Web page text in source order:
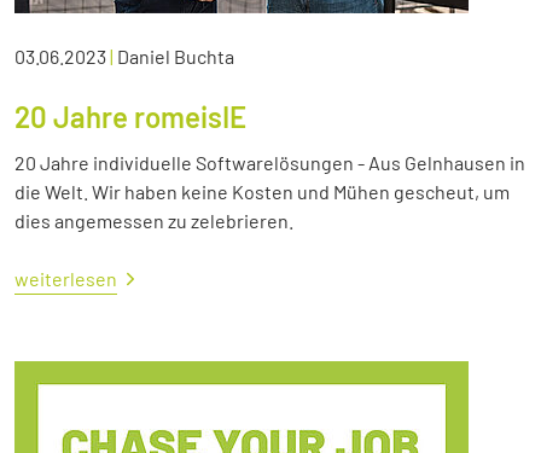
03.06.2023| Daniel Buchta
20 Jahre romeisIE
20 Jahre individuelle Softwarelösungen - Aus Gelnhausen in
die Welt. Wir haben keine Kosten und Mühen gescheut, um
dies angemessen zu zelebrieren.
weiterlesen